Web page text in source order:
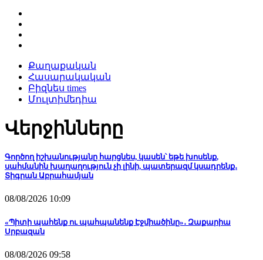
Քաղաքական
Հասարակական
Բիզնես times
Մուլտիմեդիա
Վերջինները
Գործող իշխանությանը հարցնես, կասեն՝ եթե խոսենք,
սահմանին խաղաղություն չի լինի, պատերազմ կսադրենք․
Տիգրան Աբրահամյան
08/08/2026 10:09
«Պիտի պահենք ու պահպանենք Էջմիածինը»․ Զաքարիա
Սրբազան
08/08/2026 09:58